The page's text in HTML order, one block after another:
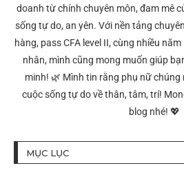
doanh từ chính chuyên môn, đam mê
sống tự do, an yên. Với nền tảng
hàng, pass CFA level II, cùng nhiều
nhân, mình cũng mong muốn giúp
minh! 🌿 Mình tin rằng phụ nữ
cuộc sống tự do về thân, tâm, trí!
blog nhé! 💖
MỤC LỤC